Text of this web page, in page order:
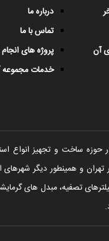
آن
درباره ما
تماس با ما
پروژه های
خدمات مجموعه
آریا استخر فعالیت خود را از سال
و همینطور دیگر شهرهای
تصفیه، مبدل های